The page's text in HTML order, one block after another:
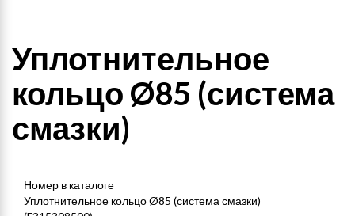
Уплотнительное
кольцо Ø85 (система
смазки)
Номер в каталоге
Уплотнительное кольцо Ø85 (система смазки)